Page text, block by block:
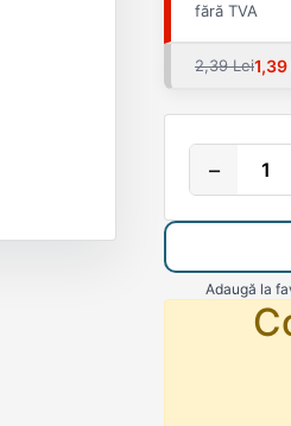
fără TVA
2,39 Lei1,39
−
Adaugă la